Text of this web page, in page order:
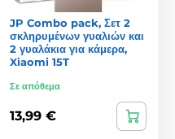
JP Combo pack, Σετ 2
σκληρυμένων γυαλιών και
2 γυαλάκια για κάμερα,
Xiaomi 15T
Σε απόθεμα
13,99 €